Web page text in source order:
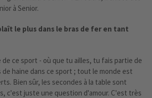
à Senior.
le plus dans le bras de fer en tant
de ce sport - où que tu ailles, tu fais partie de
de haine dans ce sport ; tout le monde est
Bien sûr, les secondes à la table sont
c'est juste une question d'amour. C'est très